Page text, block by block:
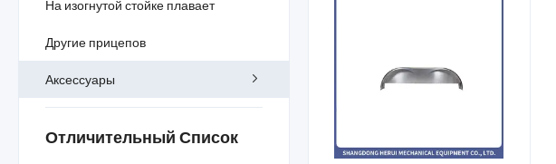
На изогнутой стойке плавает
Другие прицепов
Аксессуары
Отличительный Список